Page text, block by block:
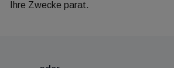
Ihre Zwecke parat.